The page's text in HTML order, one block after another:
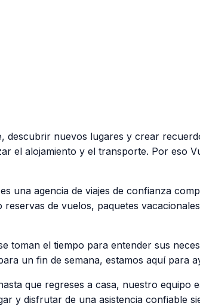
descubrir nuevos lugares y crear
el alojamiento y el transporte. Por eso
una agencia de viajes de confianza
de vuelos, paquetes
toman el tiempo para entender sus
un fin de semana, estamos aquí
que regreses a casa, nuestro
y disfrutar de una asistencia confiable